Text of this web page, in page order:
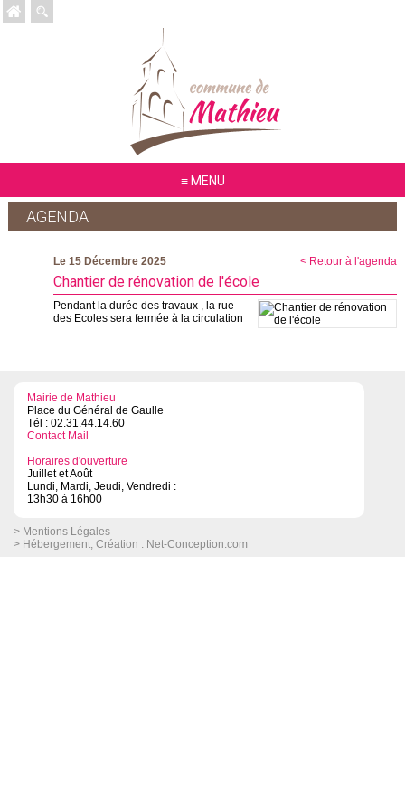
MENU
AGENDA
< Retour à l'agenda
Le 15 Décembre 2025
Chantier de rénovation de l'école
Pendant la durée des travaux , la rue
des Ecoles sera fermée à la circulation
Mairie de Mathieu
Place du Général de Gaulle
Tél : 02.31.44.14.60
Contact Mail
Horaires d'ouverture
Juillet et Août
Lundi, Mardi, Jeudi, Vendredi :
13h30 à 16h00
> Mentions Légales
> Hébergement, Création : Net-Conception.com